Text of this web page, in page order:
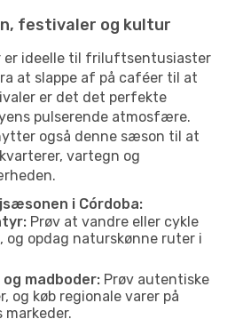
festivaler og kultur
er ideelle til friluftsentusiaster
at slappe af på caféer til at
er det det perfekte
pulserende atmosfære.
også denne sæson til at
vartegn og
i Córdoba:
Prøv at vandre eller cykle
og opdag naturskønne ruter i
madboder: Prøv autentiske
og køb regionale varer på
markeder.